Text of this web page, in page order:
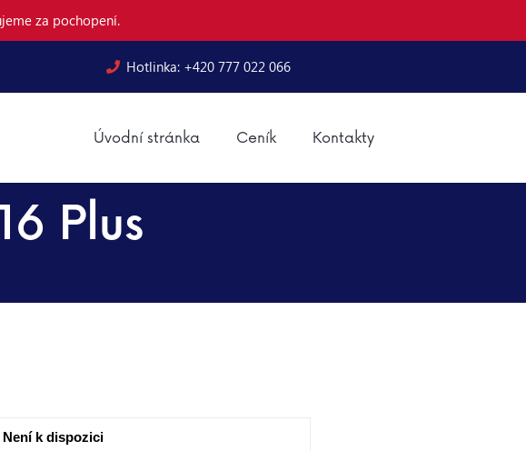
za pochopení.
Hotlinka: +420 777 022 066
Úvodní stránka Ceník Kontakty
Plus
Není k dispozici